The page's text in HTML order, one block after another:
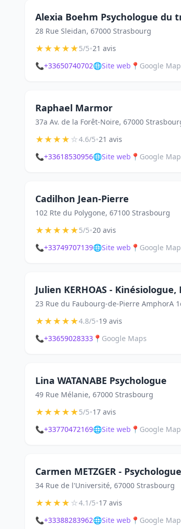
Alexia Boehm Psychologue du
28 Rue Sleidan, 67000 Strasbourg
★★★★★5/5•21 avis
📞+33650740702🌐Site web 📍 Google
Raphael Marmor
37a Av. de la Forêt-Noire, 67000
★★★★☆4.6/5•21 avis
📞+33618530956🌐Site web 📍 Google
Cadilhon Jean-Pierre
102 Rte du Polygone, 67100 Strasbourg
★★★★★5/5•20 avis
📞+33749707139🌐Site web 📍 Google
Julien KERHOAS -
23 Rue du Faubourg-de-Pierre AmphorA
★★★★★4.8/5•19 avis
📞+33659028333 📍 Google Maps
Lina WATANABE Psychologue
49 Rue Mélanie, 67000 Strasbourg
★★★★★5/5•17 avis
📞+33770472169🌐Site web 📍 Google
Carmen METZGER -
34 Rue de l'Université, 67000 Strasbourg
★★★★☆4.1/5•17 avis
📞+33388283962🌐Site web 📍 Google